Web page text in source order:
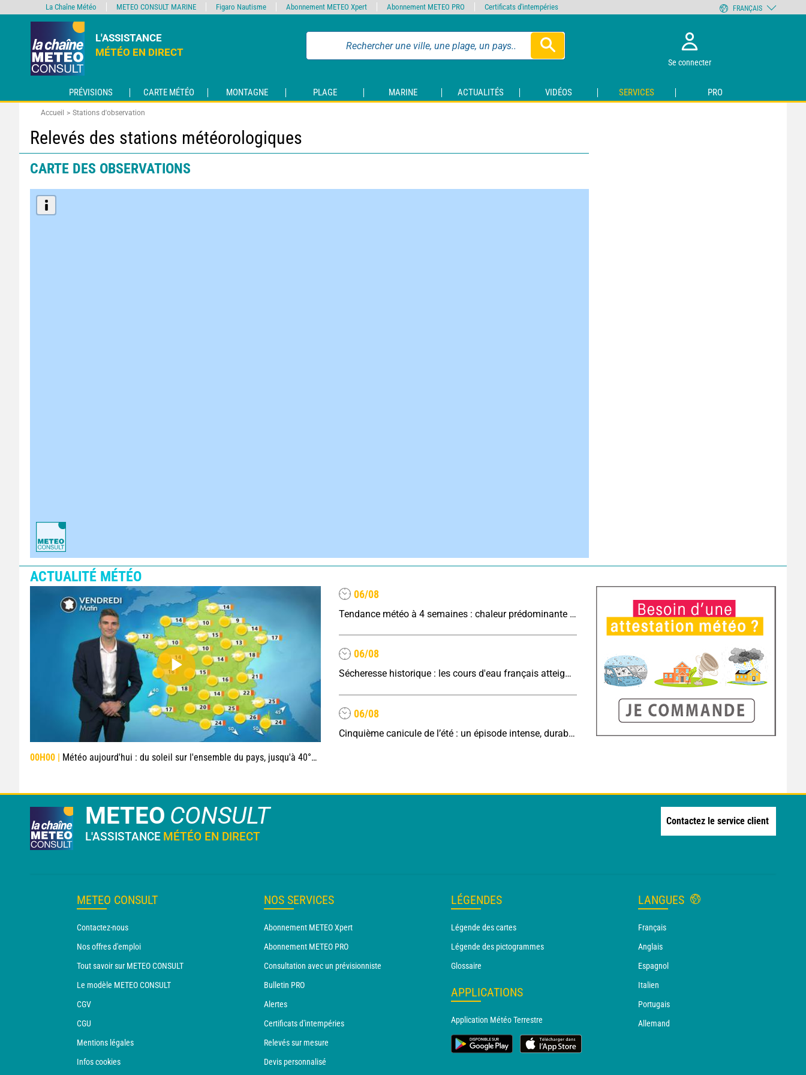
L'ASSISTANCE
MÉTÉO EN DIRECT
Se connecter
PRÉVISIONS CARTE MÉTÉO MONTAGNE PLAGE MARINE ACTUALITÉS VIDÉOS SERVICES PRO
Accueil Stations d'observation
Relevés des stations météorologiques
CARTE DES OBSERVATIONS
ACTUALITÉ MÉTÉO
00H00 | Météo aujourd'hui : du soleil sur l'ensemble du pays, jusqu'à 40°C au sud-est
06/08
Tendance météo à 4 semaines : chaleur prédominante jusqu'en septembre
06/08
Sécheresse historique : les cours d'eau français atteignent un niveau critique
06/08
Cinquième canicule de l’été : un épisode intense, durable et étendu la semaine prochaine
METEO CONSULT
L'ASSISTANCE MÉTÉO EN DIRECT
Contactez le service client
METEO CONSULT
Contactez-nous
Nos offres d'emploi
Tout savoir sur METEO CONSULT
Le modèle METEO CONSULT
CGV
CGU
Mentions légales
Infos cookies
NOS SERVICES
Abonnement METEO Xpert
Abonnement METEO PRO
Consultation avec un prévisionniste
Bulletin PRO
Alertes
Certificats d'intempéries
Relevés sur mesure
Devis personnalisé
LÉGENDES
Légende des cartes
Légende des pictogrammes
Glossaire
APPLICATIONS
Application Météo Terrestre
LANGUES
Français
Anglais
Espagnol
Italien
Portugais
Allemand
La Chaîne Météo METEO CONSULT MARINE Figaro Nautisme Abonnement METEO Xpert Abonnement METEO PRO Certificats d'intempéries FRANÇAIS